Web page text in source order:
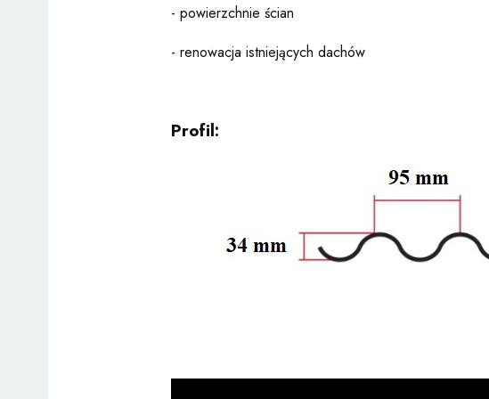
- powierzchnie ścian
- renowacja istniejących dachów
Profil: